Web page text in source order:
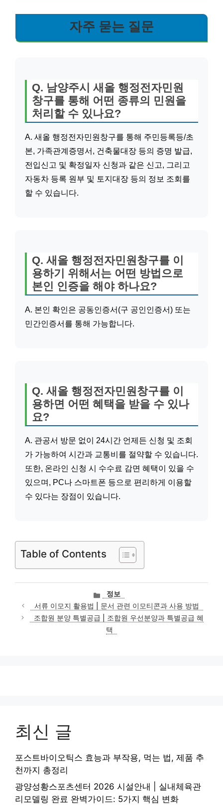
자주 묻는 질문
Q. 남양주시 새올 행정전자민원
창구를 통해 어떤 종류의 민원을
처리할 수 있나요?
A. 새올 행정전자민원창구를 통해 주민등록등/초
본, 가족관계증명서, 건축물대장 등의 증명 발급,
전입신고 및 확정일자 신청과 같은 신고, 그리고
자동차 등록 원부 및 토지대장 등의 정보 조회를
할 수 있습니다.
Q. 새올 행정전자민원창구를 이
용하기 위해서는 어떤 방법으로
본인 인증을 해야 하나요?
A. 본인 확인은 공동인증서(구 공인인증서) 또는
민간인증서를 통해 가능합니다.
Q. 새올 행정전자민원창구를 이
용하면 어떤 혜택을 받을 수 있나
요?
A. 관공서 방문 없이 24시간 언제든 신청 및 조회
가 가능하여 시간과 교통비를 절약할 수 있습니다.
또한, 온라인 신청 시 수수료 감면 혜택이 있을 수
있으며, PC나 스마트폰 등으로 편리하게 이용할
수 있다는 장점이 있습니다.
Table of Contents
카
테
고
리
정보
서류 이모지 활용법 | 문서 관련 이모티콘과 사용 방법
조합원 분양 특별공급 | 조합원 우선분양과 특별공급 혜
택
최신 글
포스트바이오틱스 효능과 부작용, 먹는 법, 제품 추
천까지 총정리
광양성황스포츠센터 2026 시설안내 | 실내체육관
리모델링 완료 완벽가이드: 5가지 핵심 변화